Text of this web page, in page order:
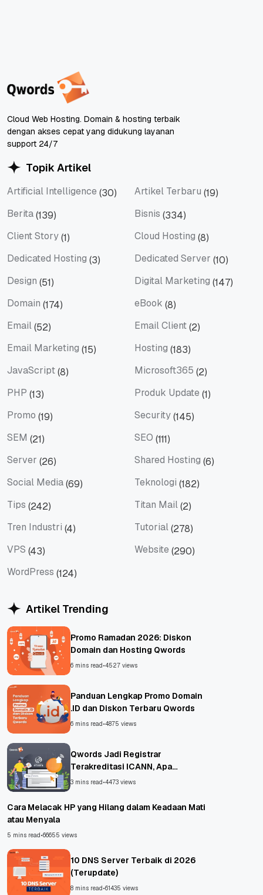
Cloud Web Hosting. Domain & hosting terbaik
dengan akses cepat yang didukung layanan
support 24/7
Topik Artikel
Artificial Intelligence (30) Artikel Terbaru (19)
Berita(139) Bisnis (334)
Client Story(1) Cloud Hosting (8)
Dedicated Hosting (3) Dedicated Server (10)
Design (51) Digital Marketing (147)
Domain (174) eBook (8)
Email(52) Email Client(2)
Email Marketing (15) Hosting (183)
JavaScript(8) Microsoft365 (2)
PHP (13) Produk Update (1)
Promo (19) Security(145)
SEM (21) SEO (111)
Server (26) Shared Hosting (6)
Social Media(69) Teknologi (182)
Tips (242) Titan Mail(2)
Tren Industri (4) Tutorial(278)
VPS (43) Website (290)
WordPress (124)
Artikel Trending
Promo Ramadan 2026: Diskon
Domain dan Hosting Qwords
6 mins read•4527 views
Panduan Lengkap Promo Domain
.ID dan Diskon Terbaru Qwords
6 mins read•4875 views
Qwords Jadi Registrar
Terakreditasi ICANN, Apa
Untungnya?
3 mins read•4473 views
Cara Melacak HP yang Hilang dalam Keadaan Mati
atau Menyala
5 mins read•66655 views
10 DNS Server Terbaik di 2026
(Terupdate)
8 mins read•61435 views